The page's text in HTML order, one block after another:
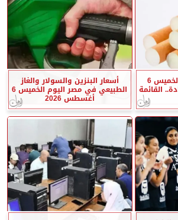
أسعار السجائر اليوم الخميس 6
القائمة
أسعار البنزين والسولار والغاز
الطبيعي في مصر اليوم الخميس 6
أغسطس 2026